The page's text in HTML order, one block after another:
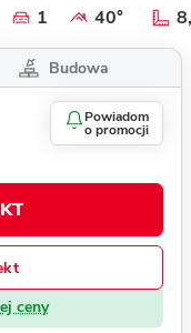
1 40°
Budowa
Powiadom
o promocji
ceny